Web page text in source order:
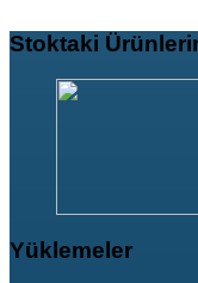
Stoktaki
Yüklemeler